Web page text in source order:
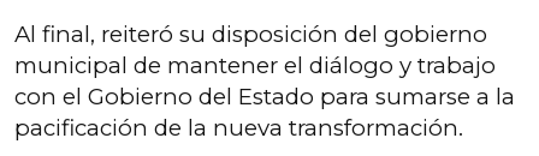
Al final, reiteró su disposición del gobierno
municipal de mantener el diálogo y trabajo
con el Gobierno del Estado para sumarse a la
pacificación de la nueva transformación.